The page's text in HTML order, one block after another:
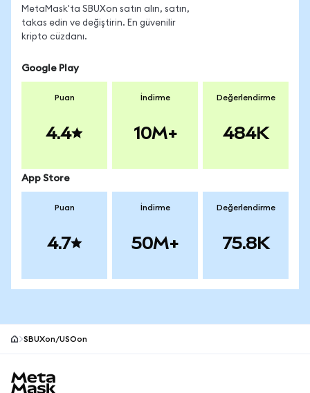
MetaMask'ta SBUXon satın alın, satın,
takas edin ve değiştirin. En güvenilir
kripto cüzdanı.
Google Play
Puan
4.4
İndirme
10M+
Değerlendirme
484K
App Store
Puan
4.7
İndirme
50M+
Değerlendirme
75.8K
SBUXon/USOon